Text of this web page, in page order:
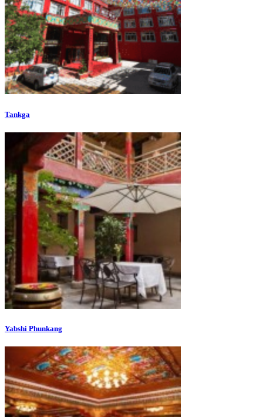
Tankga
Yabshi Phunkang